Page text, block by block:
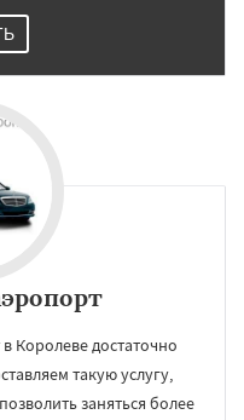
Королеве достаточно
такую услугу,
заняться более